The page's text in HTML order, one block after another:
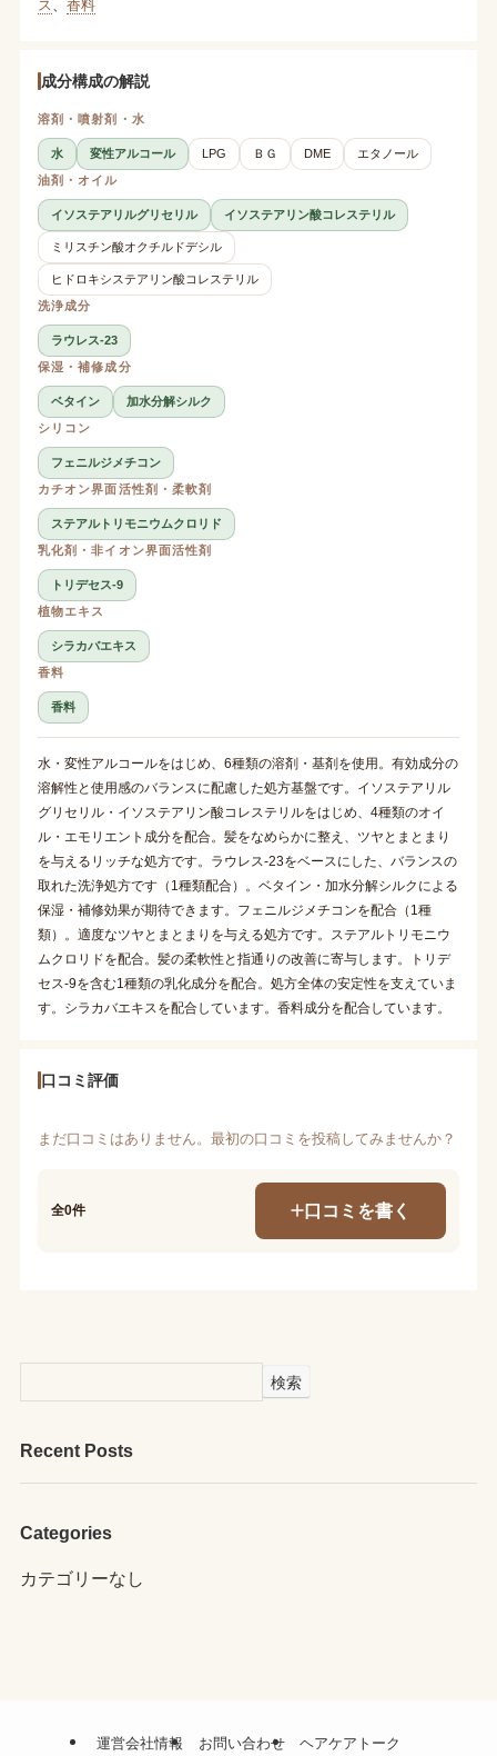
ス
香料
成分構成の解説
溶剤・噴射剤・水
水 変性アルコール LPG ＢＧ DME
エタノール
油剤・オイル
イソステアリルグリセリル イソステアリン酸コレステリル
ミリスチン酸オクチルドデシル
ヒドロキシステアリン酸コレステリル
洗浄成分
ラウレス-23
保湿・補修成分
ベタイン
加水分解シルク
シリコン
フェニルジメチコン
カチオン界面活性剤・柔軟剤
ステアルトリモニウムクロリド
乳化剤・非イオン界面活性剤
トリデセス-9
植物エキス
シラカバエキス
香料
香料
水・変性アルコールをはじめ、6種類の溶剤・基剤を使用。有効成分の
溶解性と使用感のバランスに配慮した処方基盤です。イソステアリル
グリセリル・イソステアリン酸コレステリルをはじめ、4種類のオイ
ル・エモリエント成分を配合。髪をなめらかに整え、ツヤとまとまり
を与えるリッチな処方です。ラウレス-23をベースにした、バランスの
取れた洗浄処方です（1種類配合）。ベタイン・加水分解シルクによる
保湿・補修効果が期待できます。フェニルジメチコンを配合（1種
類）。適度なツヤとまとまりを与える処方です。ステアルトリモニウ
ムクロリドを配合。髪の柔軟性と指通りの改善に寄与します。トリデ
セス-9を含む1種類の乳化成分を配合。処方全体の安定性を支えていま
す。シラカバエキスを配合しています。香料成分を配合しています。
口コミ評価
まだ口コミはありません。最初の口コミを投稿してみませんか？
全0件 口コミを書く
検索
Recent Posts
Categories
カテゴリーなし
運営会社情報 お問い合わせ ヘアケアトーク